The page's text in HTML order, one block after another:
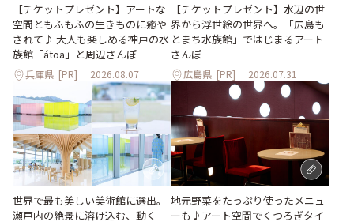
【チケットプレゼント】アートな
空間ともふもふの生きものに癒や
されて♪ 大人も楽しめる神戸の水
族館「átoa」と周辺さんぽ
兵庫県 [PR] 2026.08.07
【チケットプレゼント】水辺の世
界から浮世絵の世界へ。「広島も
とまち水族館」ではじまるアート
さんぽ
広島県 [PR] 2026.07.31
世界で最も美しい美術館に選出。
瀬戸内の絶景に溶け込む、動く
地元野菜をたっぷり使ったメニュ
ーも♪アート空間でくつろぎタイ